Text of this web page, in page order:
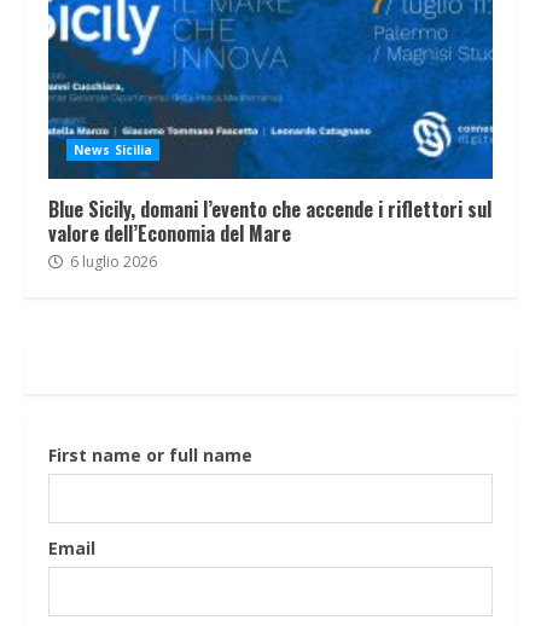
News Sicilia
Blue Sicily, domani l’evento che accende i riflettori sul
valore dell’Economia del Mare
6 luglio 2026
First name or full name
Email